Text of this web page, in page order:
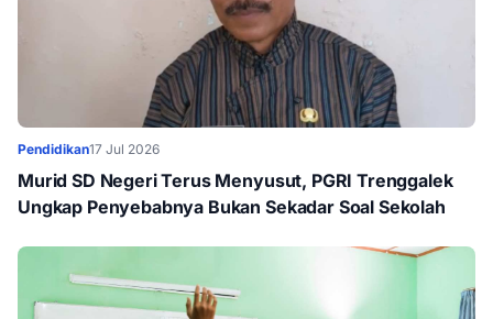
Pendidikan17 Jul 2026
Murid SD Negeri Terus Menyusut, PGRI Trenggalek
Ungkap Penyebabnya Bukan Sekadar Soal Sekolah